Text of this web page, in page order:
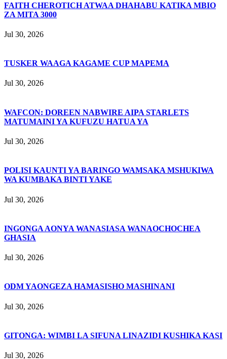
FAITH CHEROTICH ATWAA DHAHABU KATIKA MBIO
ZA MITA 3000
Jul 30, 2026
TUSKER WAAGA KAGAME CUP MAPEMA
Jul 30, 2026
WAFCON: DOREEN NABWIRE AIPA STARLETS
MATUMAINI YA KUFUZU HATUA YA
Jul 30, 2026
POLISI KAUNTI YA BARINGO WAMSAKA MSHUKIWA
WA KUMBAKA BINTI YAKE
Jul 30, 2026
INGONGA AONYA WANASIASA WANAOCHOCHEA
GHASIA
Jul 30, 2026
ODM YAONGEZA HAMASISHO MASHINANI
Jul 30, 2026
GITONGA: WIMBI LA SIFUNA LINAZIDI KUSHIKA KASI
Jul 30, 2026